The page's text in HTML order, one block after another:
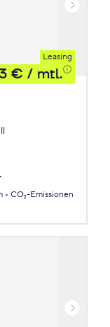
Leasing
€ / mtl.
CO₂-Emissionen